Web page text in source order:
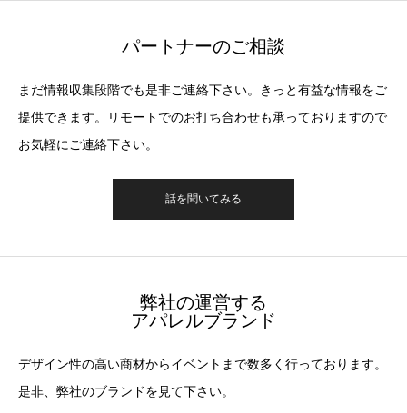
パートナーのご相談
まだ情報収集段階でも是非ご連絡下さい。きっと有益な情報をご
提供できます。リモートでのお打ち合わせも承っておりますので
お気軽にご連絡下さい。
話を聞いてみる
弊社の運営する
アパレルブランド
デザイン性の高い商材からイベントまで数多く行っております。
是非、弊社のブランドを見て下さい。